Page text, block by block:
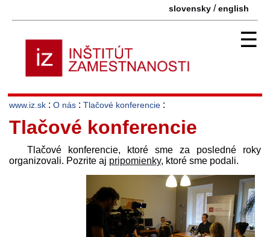
slovensky /english
☰
www.iz.sk : O nás : Tlačové konferencie :
Tlačové konferencie
Tlačové konferencie, ktoré sme za posledné roky
organizovali. Pozrite aj pripomienky, ktoré sme podali.